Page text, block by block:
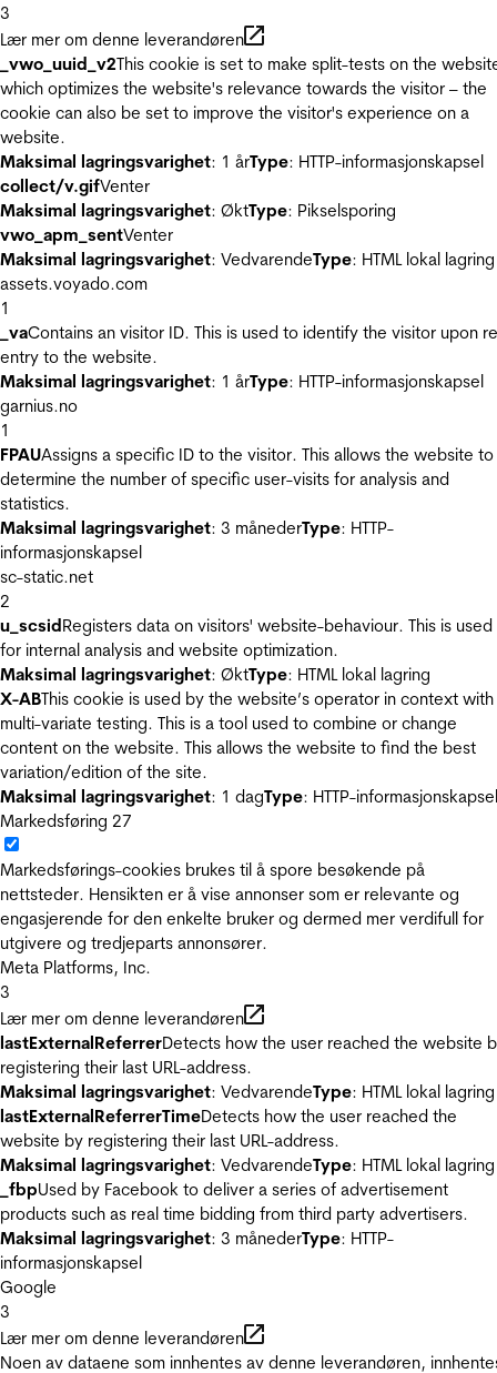
3
Lær mer om denne leverandøren
_vwo_uuid_v2This cookie is set to make split-tests on the
which optimizes the website's relevance towards the visitor – the
cookie can also be set to improve the visitor's experience on a
website.
Maksimal lagringsvarighet: 1 årType: HTTP-informasjonskapsel
collect/v.gifVenter
Maksimal lagringsvarighet: ØktType: Pikselsporing
vwo_apm_sentVenter
Maksimal lagringsvarighet: VedvarendeType: HTML lokal lagring
assets.voyado.com
1
_vaContains an visitor ID. This is used to identify the visitor upon
entry to the website.
Maksimal lagringsvarighet: 1 årType: HTTP-informasjonskapsel
garnius.no
1
FPAUAssigns a specific ID to the visitor. This allows the website to
determine the number of specific user-visits for analysis and
statistics.
Maksimal lagringsvarighet: 3 månederType: HTTP-
informasjonskapsel
sc-static.net
2
u_scsidRegisters data on visitors' website-behaviour. This is used
for internal analysis and website optimization.
Maksimal lagringsvarighet: ØktType: HTML lokal lagring
X-ABThis cookie is used by the website’s operator in context with
multi-variate testing. This is a tool used to combine or change
content on the website. This allows the website to find the best
variation/edition of the site.
Maksimal lagringsvarighet: 1 dagType: HTTP-informasjonskapsel
Markedsføring 27
Markedsførings-cookies brukes til å spore besøkende på
nettsteder. Hensikten er å vise annonser som er relevante og
engasjerende for den enkelte bruker og dermed mer verdifull for
utgivere og tredjeparts annonsører.
Meta Platforms, Inc.
3
Lær mer om denne leverandøren
lastExternalReferrerDetects how the user reached the website
registering their last URL-address.
Maksimal lagringsvarighet: VedvarendeType: HTML lokal lagring
lastExternalReferrerTimeDetects how the user reached the
website by registering their last URL-address.
Maksimal lagringsvarighet: VedvarendeType: HTML lokal lagring
_fbpUsed by Facebook to deliver a series of advertisement
products such as real time bidding from third party advertisers.
Maksimal lagringsvarighet: 3 månederType: HTTP-
informasjonskapsel
Google
3
Lær mer om denne leverandøren
Noen av dataene som innhentes av denne leverandøren,